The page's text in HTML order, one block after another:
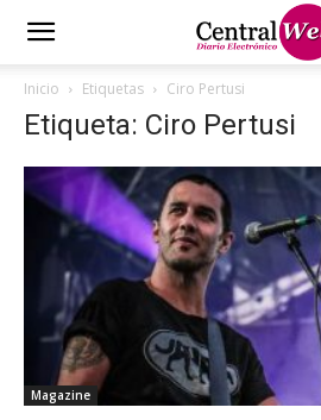
Inicio Etiquetas Ciro Pertusi
Etiqueta: Ciro Pertusi
Magazine